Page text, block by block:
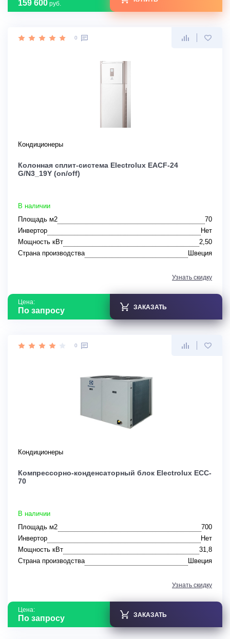
159 600 руб.
0
Кондиционеры
Колонная сплит-система Electrolux EACF-24
G/N3_19Y (on/off)
В наличии
Площадь м2
70
Инвертор
Нет
Мощность кВт
2,50
Страна производства
Швеция
Узнать скидку
Цена:
По запросу ЗАКАЗАТЬ
0
Кондиционеры
Компрессорно-конденсаторный блок Electrolux ECC-
70
В наличии
Площадь м2
700
Инвертор
Нет
Мощность кВт
31,8
Страна производства
Швеция
Узнать скидку
Цена:
По запросу ЗАКАЗАТЬ